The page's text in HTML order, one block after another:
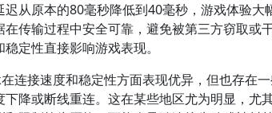
迟从原本的80毫秒降低到40毫秒，游戏体验
传输过程中安全可靠，避免被第三方窃取或
定性直接影响游戏表现。
连接速度和稳定性方面表现优异，但也存在
降或断线重连。这在某些地区尤为明显，尤